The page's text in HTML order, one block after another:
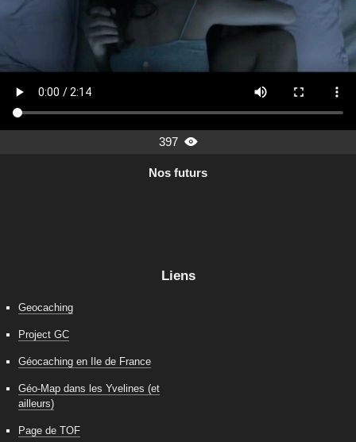
397 
Nos futurs
Liens
Geocaching
Project GC
Géocaching en Ile de France
Géo-Map dans les Yvelines (et
ailleurs)
Page de TOF